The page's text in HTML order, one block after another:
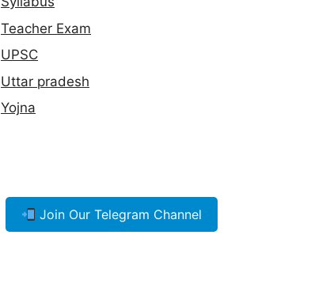
Teacher Exam
UPSC
Uttar pradesh
Yojna
Join Our Telegram Channel